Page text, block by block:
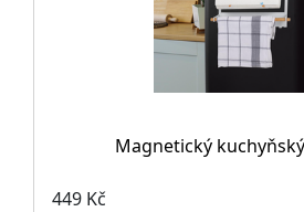
Magnetický
449 Kč